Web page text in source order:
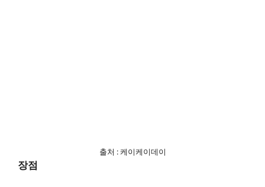
출처 : 케이케이데이
장점